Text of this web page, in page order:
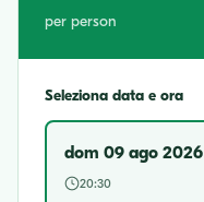
per person
Seleziona data e ora
dom 09 ago 2026
20:30